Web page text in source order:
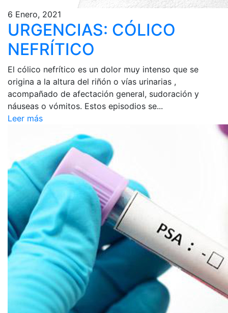
6 Enero, 2021
URGENCIAS: CÓLICO
NEFRÍTICO
El cólico nefrítico es un dolor muy intenso que se
origina a la altura del riñón o vías urinarias ,
acompañado de afectación general, sudoración y
náuseas o vómitos. Estos episodios se...
Leer más